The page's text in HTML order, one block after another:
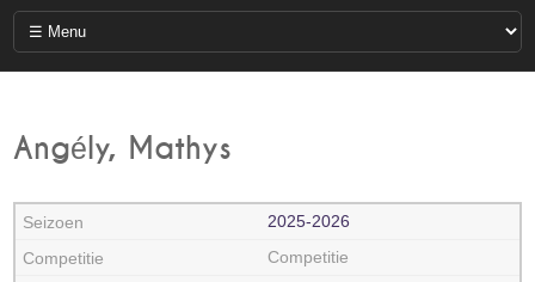
Angély, Mathys
2025‑2026
Competitie